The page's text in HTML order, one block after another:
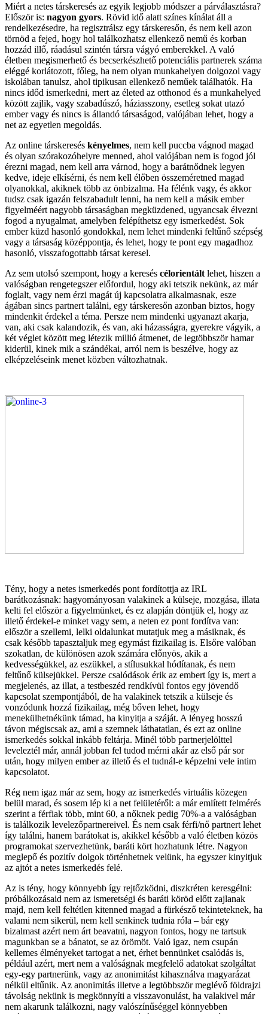
Miért a netes társkeresés az egyik legjobb módszer a párválasztásra?
Először is: nagyon gyors. Rövid idő alatt színes kínálat áll a
rendelkezésedre, ha regisztrálsz egy társkeresőn, és nem kell azon
törnöd a fejed, hogy hol találkozhatsz ellenkező nemű és korban
hozzád illő, ráadásul szintén társra vágyó emberekkel. A való
életben megismerhető és becserkészhető potenciális partnerek száma
eléggé korlátozott, főleg, ha nem olyan munkahelyen dolgozol vagy
iskolában tanulsz, ahol tipikusan ellenkező neműek találhatók. Ha
nincs időd ismerkedni, mert az életed az otthonod és a munkahelyed
között zajlik, vagy szabadúszó, háziasszony, esetleg sokat utazó
ember vagy és nincs is állandó társaságod, valójában lehet, hogy a
net az egyetlen megoldás.
Az online társkeresés kényelmes, nem kell puccba vágnod magad
és olyan szórakozóhelyre menned, ahol valójában nem is fogod jól
érezni magad, nem kell arra várnod, hogy a barátnődnek legyen
kedve, ideje elkísérni, és nem kell élőben összeméretned magad
olyanokkal, akiknek több az önbizalma. Ha félénk vagy, és akkor
tudsz csak igazán felszabadult lenni, ha nem kell a másik ember
figyelméért nagyobb társaságban megküzdened, ugyancsak élvezni
fogod a nyugalmat, amelyben felépíthetsz egy ismerkedést. Sok
ember küzd hasonló gondokkal, nem lehet mindenki feltűnő szépség
vagy a társaság középpontja, és lehet, hogy te pont egy magadhoz
hasonló, visszafogottabb társat keresel.
Az sem utolsó szempont, hogy a keresés célorientált lehet, hiszen a
valóságban rengetegszer előfordul, hogy aki tetszik nekünk, az már
foglalt, vagy nem érzi magát új kapcsolatra alkalmasnak, esze
ágában sincs partnert találni, egy társkeresőn azonban biztos, hogy
mindenkit érdekel a téma. Persze nem mindenki ugyanazt akarja,
van, aki csak kalandozik, és van, aki házasságra, gyerekre vágyik, a
két véglet között meg létezik millió átmenet, de legtöbbször hamar
kiderül, kinek mik a szándékai, arról nem is beszélve, hogy az
elképzeléseink menet közben változhatnak.
Tény, hogy a netes ismerkedés pont fordítottja az IRL
barátkozásnak: hagyományosan valakinek a külseje, mozgása, illata
kelti fel először a figyelmünket, és ez alapján döntjük el, hogy az
illető érdekel-e minket vagy sem, a neten ez pont fordítva van:
először a szellemi, lelki oldalunkat mutatjuk meg a másiknak, és
csak később tapasztaljuk meg egymást fizikailag is. Elsőre valóban
szokatlan, de különösen azok számára előnyös, akik a
kedvességükkel, az eszükkel, a stílusukkal hódítanak, és nem
feltűnő külsejükkel. Persze csalódások érik az embert így is, mert a
megjelenés, az illat, a testbeszéd rendkívül fontos egy jövendő
kapcsolat szempontjából, de ha valakinek tetszik a külseje és
vonzódunk hozzá fizikailag, még bőven lehet, hogy
menekülhetnékünk támad, ha kinyitja a száját. A lényeg hosszú
távon mégiscsak az, ami a szemnek láthatatlan, és ezt az online
ismerkedés sokkal inkább feltárja. Minél több partnerjelölttel
leveleztél már, annál jobban fel tudod mérni akár az első pár sor
után, hogy milyen ember az illető és el tudnál-e képzelni vele intim
kapcsolatot.
Rég nem igaz már az sem, hogy az ismerkedés virtuális közegen
belül marad, és sosem lép ki a net felületéről: a már említett felmérés
szerint a férfiak több, mint 60, a nőknek pedig 70%-a a valóságban
is találkozik levelezőpartnereivel. És nem csak férfi/nő partnert lehet
így találni, hanem barátokat is, akikkel később a való életben közös
programokat szervezhetünk, baráti kört hozhatunk létre. Nagyon
meglepő és pozitív dolgok történhetnek velünk, ha egyszer kinyitjuk
az ajtót a netes ismerkedés felé.
Az is tény, hogy könnyebb így rejtőzködni, diszkréten keresgélni:
próbálkozásaid nem az ismeretségi és baráti köröd előtt zajlanak
majd, nem kell feltétlen kitenned magad a fürkésző tekinteteknek, ha
valami nem sikerül, nem kell senkinek tudnia róla – bár egy
bizalmast azért nem árt beavatni, nagyon fontos, hogy ne tartsuk
magunkban se a bánatot, se az örömöt. Való igaz, nem csupán
kellemes élményeket tartogat a net, érhet bennünket csalódás is,
például azért, mert nem a valóságnak megfelelő adatokat szolgáltat
egy-egy partnerünk, vagy az anonimitást kihasználva magyarázat
nélkül eltűnik. Az anonimitás illetve a legtöbbször meglévő földrajzi
távolság nekünk is megkönnyíti a visszavonulást, ha valakivel már
nem akarunk találkozni, nagy valószínűséggel könnyebben